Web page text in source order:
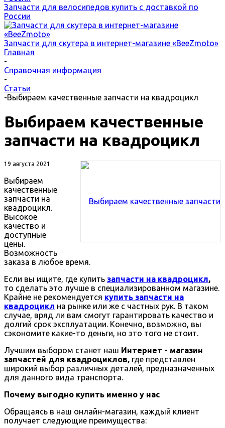
Запчасти для велосипедов купить с доставкой по
России
Запчасти для скутера в интернет-магазине «BeeZmoto»
Главная
-
Справочная информация
-
Статьи
-Выбираем качественные запчасти на квадроцикл
Выбираем качественные
запчасти на квадроцикл
19 августа 2021
Выбираем
качественные
запчасти на
квадроцикл.
Высокое
качество и
доступные
цены.
Возможность
заказа в любое время.
Если вы ищите, где купить запчасти на квадроцикл,
то сделать это лучше в специализированном магазине.
Крайне не рекомендуется купить запчасти на
квадроцикл на рынке или же с частных рук. В таком
случае, вряд ли вам смогут гарантировать качество и
долгий срок эксплуатации. Конечно, возможно, вы
сэкономите какие-то деньги, но это того не стоит.
Лучшим выбором станет наш Интернет - магазин
запчастей для квадроциклов, где представлен
широкий выбор различных деталей, предназначенных
для данного вида транспорта.
Почему выгодно купить именно у нас
Обращаясь в наш онлайн-магазин, каждый клиент
получает следующие преимущества: